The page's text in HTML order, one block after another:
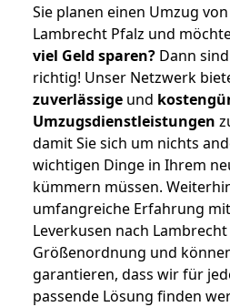
Sie planen einen Umzug
Lambrecht Pfalz und
viel Geld sparen? Dann
richtig! Unser Netzwerk
zuverlässige und
Umzugsdienstleistungen
damit Sie sich um nichts
wichtigen Dinge in Ihrem
kümmern müssen.
umfangreiche Erfahrung
Leverkusen nach
Größenordnung und
garantieren, dass wir für
passende Lösung finden